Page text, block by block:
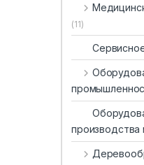
(11)
производства